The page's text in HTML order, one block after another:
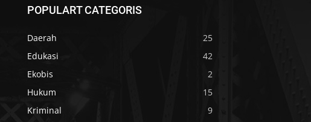
POPULART CATEGORIS
Daerah
25
Edukasi
42
Ekobis
2
Hukum
15
Kriminal
9